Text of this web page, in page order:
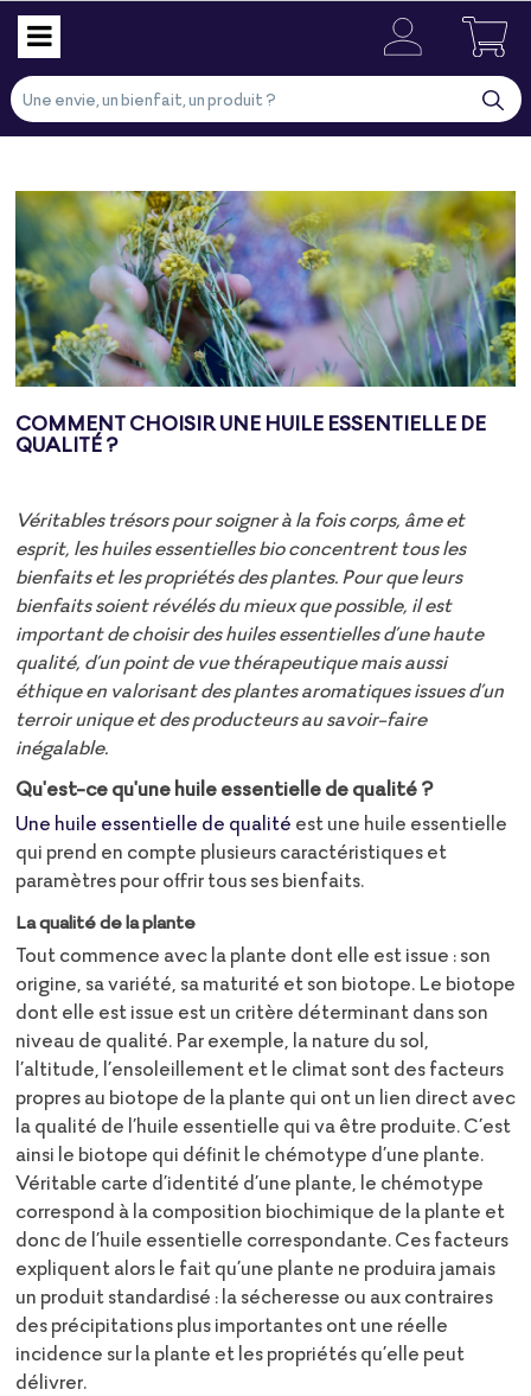
COMMENT CHOISIR UNE HUILE ESSENTIELLE DE
QUALITÉ ?
Véritables trésors pour soigner à la fois corps, âme et
esprit, les huiles essentielles bio concentrent tous les
bienfaits et les propriétés des plantes. Pour que leurs
bienfaits soient révélés du mieux que possible, il est
important de choisir des huiles essentielles d’une haute
qualité, d’un point de vue thérapeutique mais aussi
éthique en valorisant des plantes aromatiques issues d’un
terroir unique et des producteurs au savoir-faire
inégalable.
Qu'est-ce qu'une huile essentielle de qualité ?
Une huile essentielle de qualité est une huile essentielle
qui prend en compte plusieurs caractéristiques et
paramètres pour offrir tous ses bienfaits.
La qualité de la plante
Tout commence avec la plante dont elle est issue : son
origine, sa variété, sa maturité et son biotope. Le biotope
dont elle est issue est un critère déterminant dans son
niveau de qualité. Par exemple, la nature du sol,
l’altitude, l’ensoleillement et le climat sont des facteurs
propres au biotope de la plante qui ont un lien direct avec
la qualité de l’huile essentielle qui va être produite. C’est
ainsi le biotope qui définit le chémotype d’une plante.
Véritable carte d’identité d’une plante, le chémotype
correspond à la composition biochimique de la plante et
donc de l’huile essentielle correspondante. Ces facteurs
expliquent alors le fait qu’une plante ne produira jamais
un produit standardisé : la sécheresse ou aux contraires
des précipitations plus importantes ont une réelle
incidence sur la plante et les propriétés qu’elle peut
délivrer.